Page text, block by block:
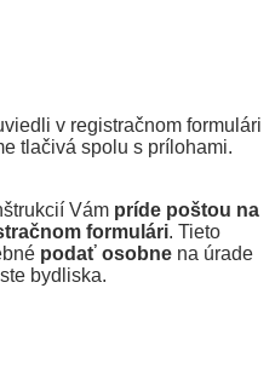
v registračnom formulári
tlačivá spolu s prílohami.
Vám príde poštou na
formulári. Tieto
podať osobne na úrade
bydliska.